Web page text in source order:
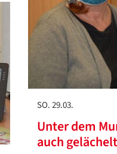
SO. 29.03.
Unter dem
auch